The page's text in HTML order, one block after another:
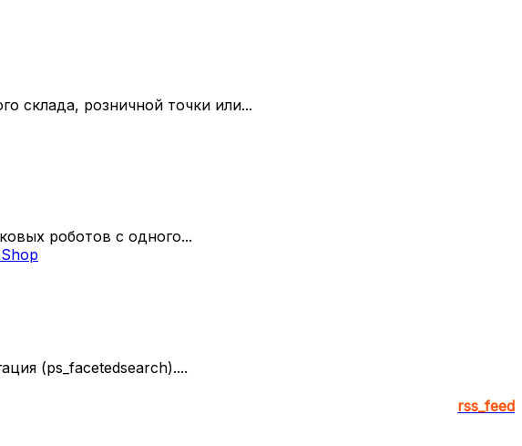
склада, розничной точки или...
роботов с одного...
(ps_facetedsearch)....
rss_feed